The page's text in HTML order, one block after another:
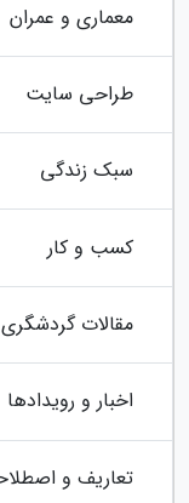
معماری و عمران
طراحی سایت
سبک زندگی
کسب و کار
مقالات گردشگری
اخبار و رویدادها
تعاریف و